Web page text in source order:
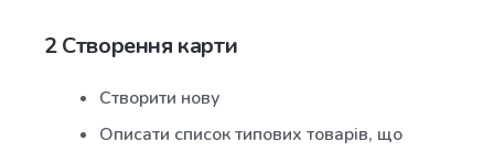
2 Створення карти
Створити нову
Описати список типових товарів, що